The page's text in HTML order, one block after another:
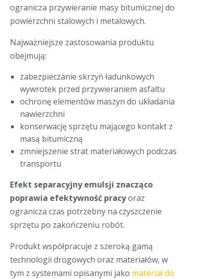
ogranicza przywieranie masy bitumicznej do
powierzchni stalowych i metalowych.
Najważniejsze zastosowania produktu
obejmują:
zabezpieczanie skrzyń ładunkowych
wywrotek przed przywieraniem asfaltu
ochronę elementów maszyn do układania
nawierzchni
konserwację sprzętu mającego kontakt z
masą bitumiczną
zmniejszenie strat materiałowych podczas
transportu
Efekt separacyjny emulsji znacząco
poprawia efektywność pracyoraz
ogranicza czas potrzebny na czyszczenie
sprzętu po zakończeniu robót.
Produkt współpracuje z szeroką gamą
technologii drogowych oraz materiałów, w
tym z systemami opisanymi jako materiał do